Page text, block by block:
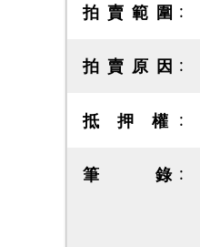
拍 賣 範 圍
拍 賣 原 因
抵 押 權
筆 錄